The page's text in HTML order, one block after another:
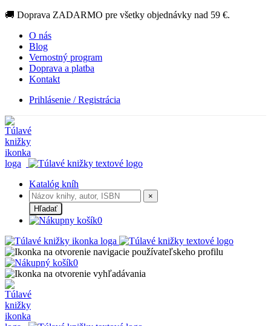
🚚 Doprava ZADARMO pre všetky objednávky nad 59 €.
O nás
Blog
Vernostný program
Doprava a platba
Kontakt
Prihlásenie / Registrácia
Katalóg kníh
×
Hľadať
0
0